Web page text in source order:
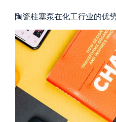
陶瓷柱塞泵在化工行业的优